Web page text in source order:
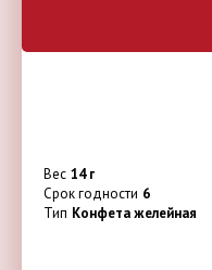
Вес 14 г
Срок годности 6
Тип Конфета желейная